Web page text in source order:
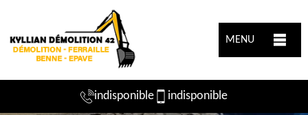
MENU
indisponible indisponible